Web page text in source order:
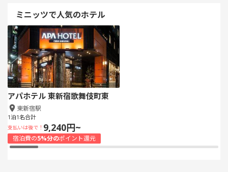
ミニッツで人気のホテル
アパホテル 東新宿歌舞伎町東
東新宿駅
1泊1名合計
支払いは後で！ 9,240円~
宿泊費の5%分のポイント還元